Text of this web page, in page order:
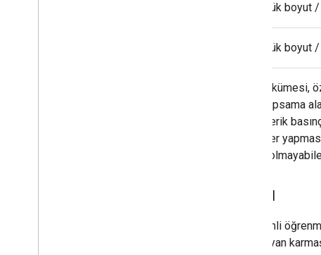
Küçük
Küçük
Bir veri kümesi,
bulut kapsama
atmosferik
tahminler
ilişkisi
Model
Gözetimli
tanımlayan